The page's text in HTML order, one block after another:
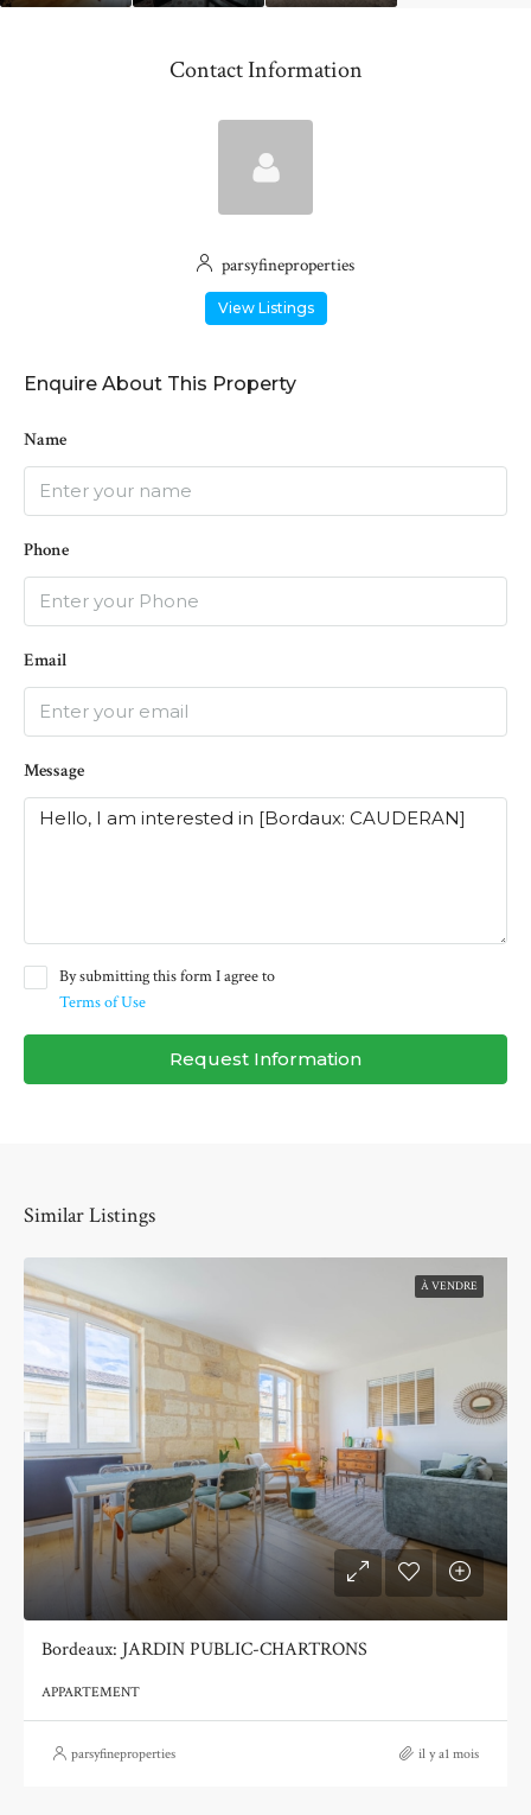
Contact Information
parsyfineproperties
View Listings
Enquire About This Property
Name
Phone
Email
Message
By submitting this form I agree to
Terms of Use
Request Information
Similar Listings
À VENDRE
Bordeaux: JARDIN PUBLIC-CHARTRONS
APPARTEMENT
parsyfineproperties il y a1 mois